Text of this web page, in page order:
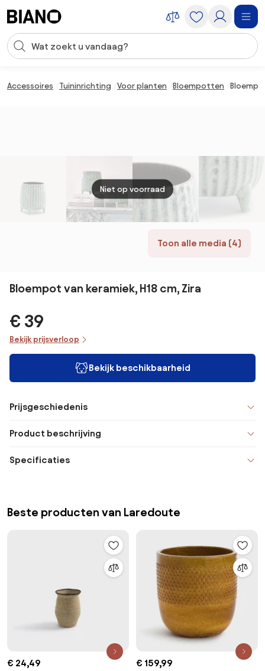
Zoekopdracht invoeren
Accessoires Tuininrichting Voor planten Bloempotten
Toon alle media (4)
Niet op voorraad
Bloempot van keramiek, H18 cm, Zira
€ 39
Bekijk prijsverloop
Bekijk beschikbaarheid
Prijsgeschiedenis
Product beschrijving
Specificaties
Beste producten van Laredoute
€ 24,49 € 159,99